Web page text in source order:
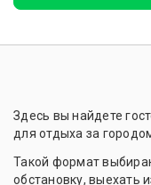
Здесь вы найдете
для отдыха за
Такой формат
обстановку, выехать